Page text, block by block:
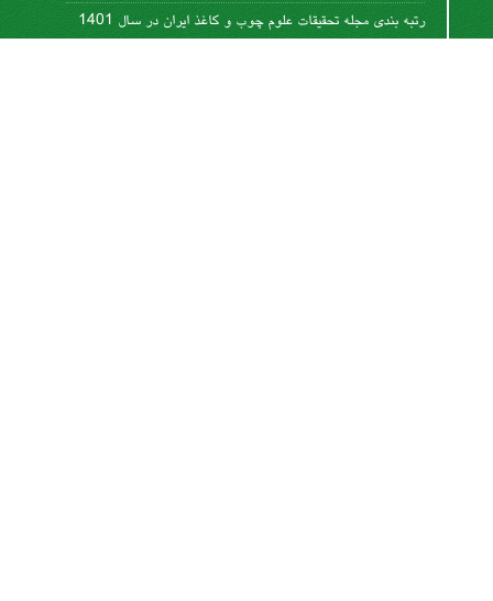
رتبه بندی مجله تحقیقات علوم چوب و کاغذ ایران در سال 1401